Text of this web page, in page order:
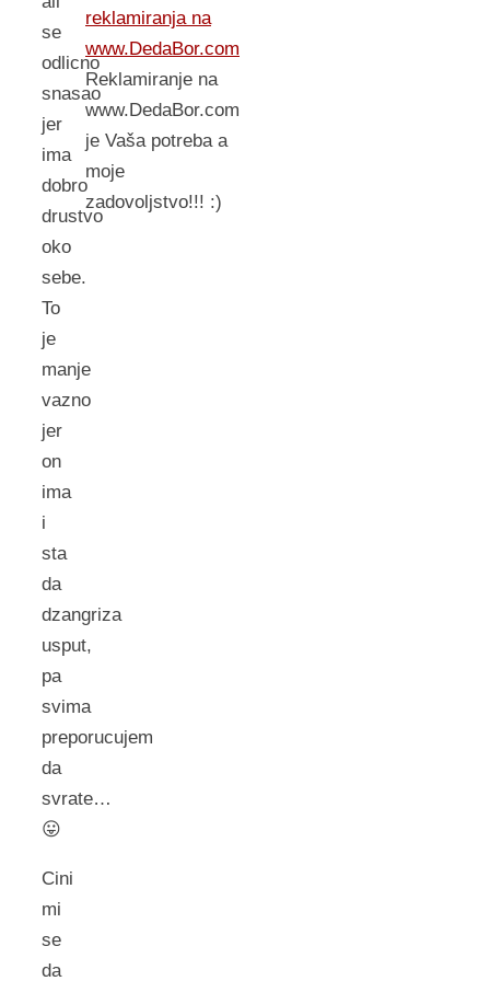
se
odlicno
snasao
jer
ima
dobro
drustvo
oko
sebe.
To
je
manje
vazno
jer
on
ima
i
sta
da
dzangriza
usput,
pa
svima
preporucujem
da
svrate…
😛
Cini
mi
se
da
reklamiranja na
www.DedaBor.com
Reklamiranje na
www.DedaBor.com
je Vaša potreba a
moje
zadovoljstvo!!! :)